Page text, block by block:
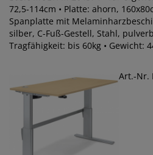
72,5-114cm • Platte: ahorn,
Spanplatte mit
silber, C-Fuß-Gestell, Stahl,
Tragfähigkeit: bis 60kg • Gewicht:
Art.-Nr.